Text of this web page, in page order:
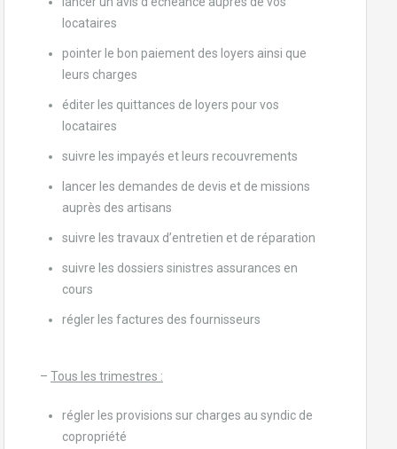
locataires
pointer le bon paiement des loyers ainsi que
leurs charges
éditer les quittances de loyers pour vos
locataires
suivre les impayés et leurs recouvrements
lancer les demandes de devis et de missions
auprès des artisans
suivre les travaux d’entretien et de réparation
suivre les dossiers sinistres assurances en
cours
régler les factures des fournisseurs
– Tous les trimestres :
régler les provisions sur charges au syndic de
copropriété